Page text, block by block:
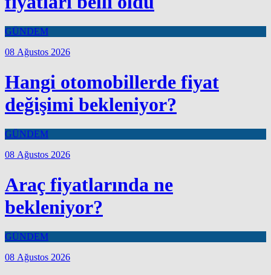
GÜNDEM
08 Ağustos 2026
Hangi otomobillerde fiyat
değişimi bekleniyor?
GÜNDEM
08 Ağustos 2026
Araç fiyatlarında ne
bekleniyor?
GÜNDEM
08 Ağustos 2026